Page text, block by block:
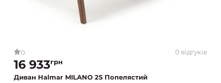
0 0 відгуків
16 933грн
Диван Halmar MILANO 2S Попелястий